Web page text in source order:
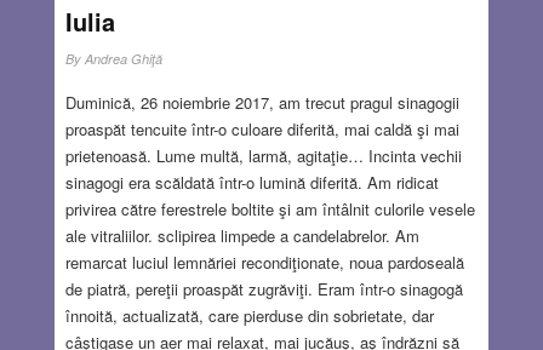
Iulia
By Andrea Ghiţă
Duminică, 26 noiembrie 2017, am trecut pragul sinagogii
proaspăt tencuite într-o culoare diferită, mai caldă şi mai
prietenoasă. Lume multă, larmă, agitaţie… Incinta vechii
sinagogi era scăldată într-o lumină diferită. Am ridicat
privirea către ferestrele boltite şi am întâlnit culorile vesele
ale vitraliilor. sclipirea limpede a candelabrelor. Am
remarcat luciul lemnăriei recondiţionate, noua pardoseală
de piatră, pereţii proaspăt zugrăviţi. Eram într-o sinagogă
înnoită, actualizată, care pierduse din sobrietate, dar
câştigase un aer mai relaxat, mai jucăuş, aş îndrăzni să